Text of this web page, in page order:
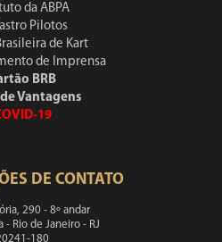
da ABPA
Pilotos
de Kart
de Imprensa
BRB
Vantagens
19
DE CONTATO
290 - 8º andar
- Rio de Janeiro - RJ
180